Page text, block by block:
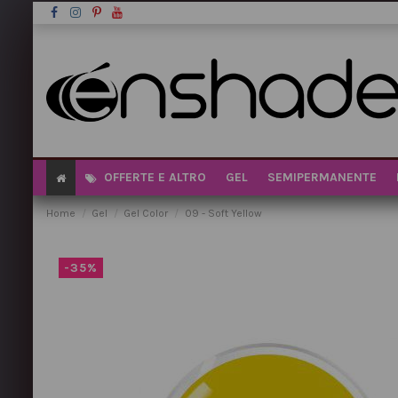
OFFERTE E ALTRO GEL SEMIPERMANENTE
Home Gel Gel Color 09 - Soft Yellow
-35%